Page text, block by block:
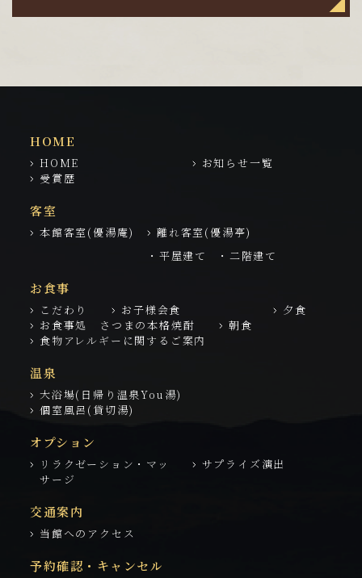
HOME
HOME
お知らせ一覧
受賞歴
客室
本館客室(優湯庵)
離れ客室(優湯亭)
・平屋建て
・二階建て
お食事
こだわり お子様会食
夕食
お食事処 さつまの本格焼酎
朝食
食物アレルギーに関するご案内
温泉
大浴場(日帰り温泉You湯)
個室風呂(貸切湯)
オプション
リラクゼーション・マッ
サージ
サプライズ演出
交通案内
当館へのアクセス
予約確認・キャンセル